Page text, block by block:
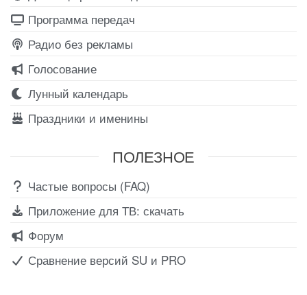
Программа передач
Радио без рекламы
Голосование
Лунный календарь
Праздники и именины
ПОЛЕЗНОЕ
Частые вопросы (FAQ)
Приложение для ТВ: скачать
Форум
Сравнение версий SU и PRO